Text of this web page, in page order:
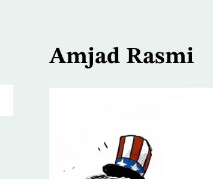
Amjad Rasmi